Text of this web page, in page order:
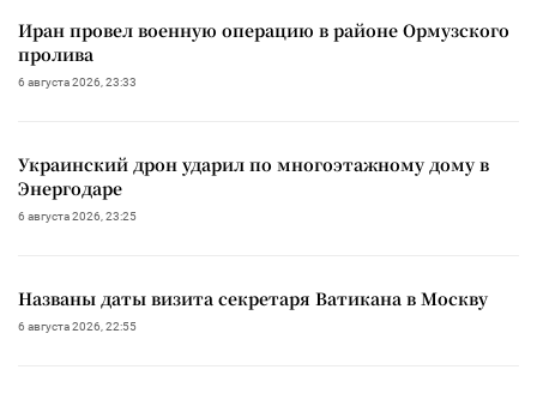
Иран провел военную операцию в районе Ормузского
пролива
6 августа 2026, 23:33
Украинский дрон ударил по многоэтажному дому в
Энергодаре
6 августа 2026, 23:25
Названы даты визита секретаря Ватикана в Москву
6 августа 2026, 22:55